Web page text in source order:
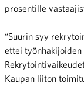
prosentille
“Suurin syy
ettei työnhakijoiden
Kaupan liiton